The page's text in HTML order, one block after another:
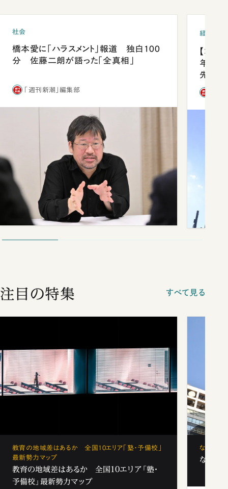
社会
橋本愛に「ハラスメント」報道 独白100
分 佐藤二朗が語った「全真相」
「週刊新潮」編集部
経済・ビ
【コン
年会は
先1位
注目の特集 すべて見る
教育の地域差はあるか 全国10エリア「塾・予備校」
最新勢力マップ
教育の地域差はあるか 全国10エリア「塾・
予備校」最新勢力マップ
なぜ「フ
なぜ「